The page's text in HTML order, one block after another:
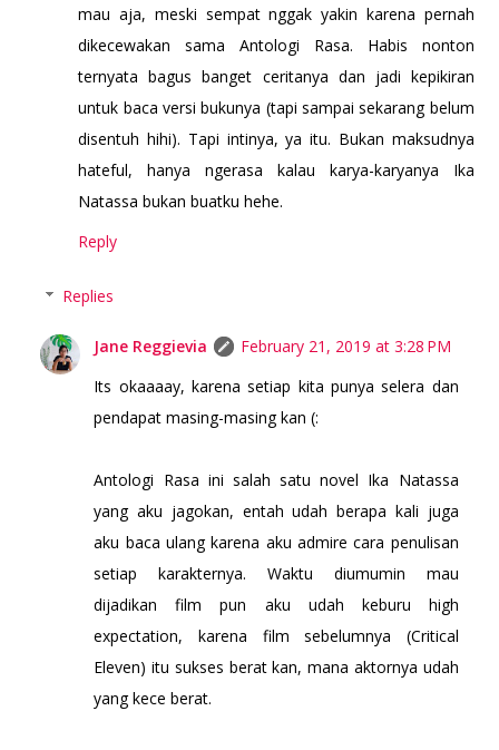
mau aja, meski sempat nggak yakin karena pernah
dikecewakan sama Antologi Rasa. Habis nonton
ternyata bagus banget ceritanya dan jadi kepikiran
untuk baca versi bukunya (tapi sampai sekarang belum
disentuh hihi). Tapi intinya, ya itu. Bukan maksudnya
hateful, hanya ngerasa kalau karya-karyanya Ika
Natassa bukan buatku hehe.
Reply
Replies
Jane Reggievia
February 21, 2019 at 3:28 PM
Its okaaaay, karena setiap kita punya selera dan
pendapat masing-masing kan (:
Antologi Rasa ini salah satu novel Ika Natassa
yang aku jagokan, entah udah berapa kali juga
aku baca ulang karena aku admire cara penulisan
setiap karakternya. Waktu diumumin mau
dijadikan film pun aku udah keburu high
expectation, karena film sebelumnya (Critical
Eleven) itu sukses berat kan, mana aktornya udah
yang kece berat.